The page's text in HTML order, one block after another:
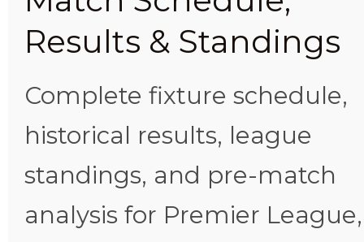
Results & Standings
Complete fixture schedule,
historical results, league
standings, and pre-match
analysis for Premier League,